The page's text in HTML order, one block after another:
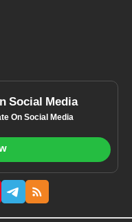
Social Media
On Social Media